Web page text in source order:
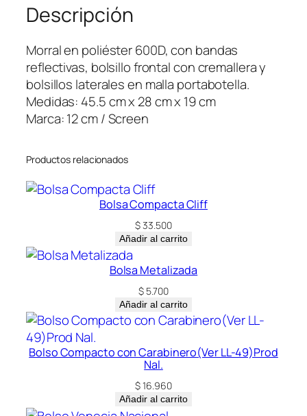
c
k
p
a
c
k
G
w
c
i
Descripción
Morral en poliéster 600D, con bandas
reflectivas, bolsillo frontal con cremallera y
bolsillos laterales en malla portabotella.
Medidas: 45.5 cm x 28 cm x 19 cm
Marca: 12 cm / Screen
Productos relacionados
Bolsa Compacta Cliff
$33.500
Añadir al carrito
Bolsa Metalizada
$5.700
Añadir al carrito
Bolso Compacto con Carabinero(Ver LL-49)Prod
Nal.
$16.960
Añadir al carrito